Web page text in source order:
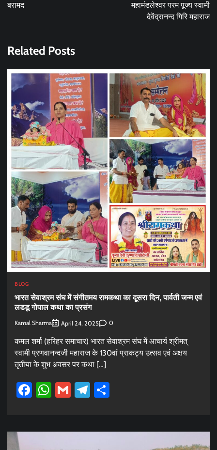
बरामद
महामंडलेश्वर परम पूज्य स्वामी
देवेंद्रानन्द गिरि महाराज
Related Posts
BLOG
भारत सेवाश्रम संघ में संगीतमय रामकथा का दूसरा दिन, पार्वती जन्म एवं
लडडू गोपाल कथा का प्रसंग
Kamal Sharma April 24, 2025 0
कमल शर्मा (हरिहर समाचार) भारत सेवाश्रम संघ में आचार्य श्रीमत्
स्वामी प्रणवानन्दजी महाराज के 130वां प्राकट्य उत्सव एवं अक्षय
तृतीया के शुभ अवसर पर कथा […]
Facebook
WhatsApp
GmailTelegram